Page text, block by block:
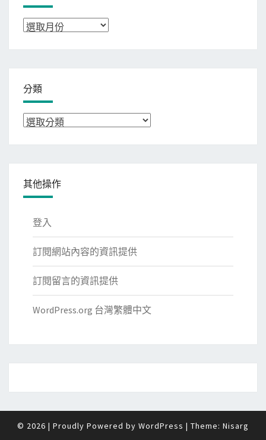
彙
分類
分
其他操作
登入
訂閱網站內容的資訊提供
訂閱留言的資訊提供
WordPress.org 台灣繁體中文
© 2026 | Proudly Powered by WordPress | Theme: Nisarg